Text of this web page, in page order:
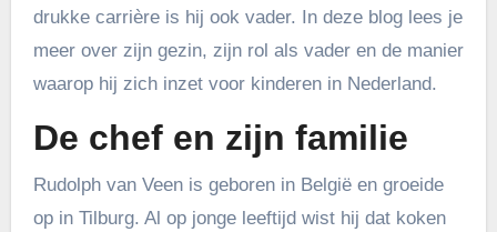
drukke carrière is hij ook vader. In deze blog lees je
meer over zijn gezin, zijn rol als vader en de manier
waarop hij zich inzet voor kinderen in Nederland.
De chef en zijn familie
Rudolph van Veen is geboren in België en groeide
op in Tilburg. Al op jonge leeftijd wist hij dat koken